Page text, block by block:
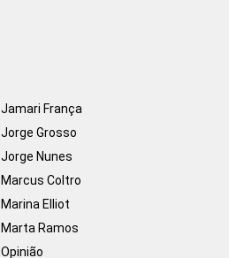
Jamari França
Jorge Grosso
Jorge Nunes
Marcus Coltro
Marina Elliot
Marta Ramos
Opinião